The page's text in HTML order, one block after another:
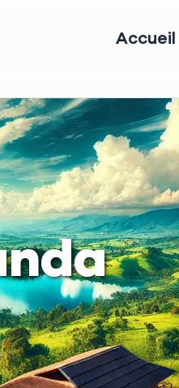
Accueil